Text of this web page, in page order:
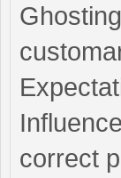
correct